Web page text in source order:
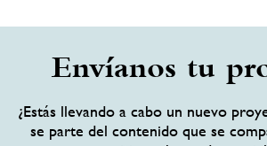
Envíanos tu
¿Estás llevando a cabo un nuevo
se parte del contenido que se